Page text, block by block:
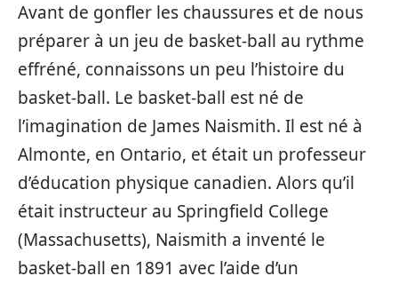
Avant de gonfler les chaussures et de nous
préparer à un jeu de basket-ball au rythme
effréné, connaissons un peu l’histoire du
basket-ball. Le basket-ball est né de
l’imagination de James Naismith. Il est né à
Almonte, en Ontario, et était un professeur
d’éducation physique canadien. Alors qu’il
était instructeur au Springfield College
(Massachusetts), Naismith a inventé le
basket-ball en 1891 avec l’aide d’un